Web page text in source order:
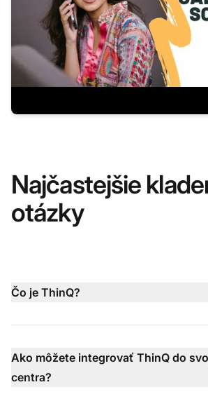
Najčastejšie
otázky
Čo je ThinQ?
Ako môžete integrovať ThinQ do
centra?